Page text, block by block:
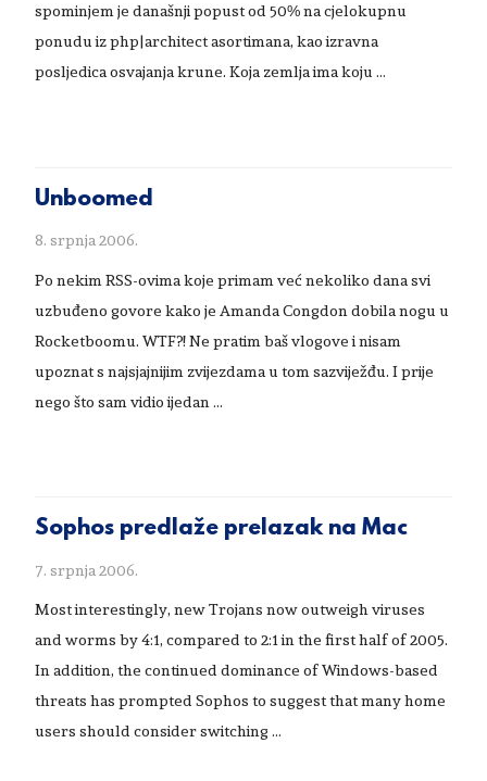
spominjem je današnji popust od 50% na cjelokupnu
ponudu iz php|architect asortimana, kao izravna
posljedica osvajanja krune. Koja zemlja ima koju …
Unboomed
8. srpnja 2006.
Po nekim RSS-ovima koje primam već nekoliko dana svi
uzbuđeno govore kako je Amanda Congdon dobila nogu u
Rocketboomu. WTF?! Ne pratim baš vlogove i nisam
upoznat s najsjajnijim zvijezdama u tom sazviježđu. I prije
nego što sam vidio ijedan …
Sophos predlaže prelazak na Mac
7. srpnja 2006.
Most interestingly, new Trojans now outweigh viruses
and worms by 4:1, compared to 2:1 in the first half of 2005.
In addition, the continued dominance of Windows-based
threats has prompted Sophos to suggest that many home
users should consider switching …